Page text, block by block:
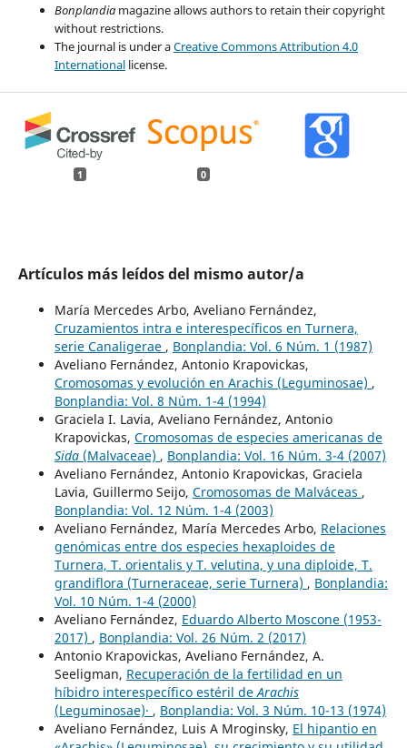
Bonplandiamagazine allows authors to retain their copyright
without restrictions.
The journal is under aCreative Commons Attribution 4.0
Internationallicense.
1 0
Artículos más leídos del mismo autor/a
María Mercedes Arbo, Aveliano Fernández,
Cruzamientos intra e interespecíficos en Turnera,
serie Canaligerae , Bonplandia: Vol. 6 Núm. 1 (1987)
Aveliano Fernández, Antonio Krapovickas,
Cromosomas y evolución en Arachis (Leguminosae) ,
Bonplandia: Vol. 8 Núm. 1-4 (1994)
Graciela I. Lavia, Aveliano Fernández, Antonio
Krapovickas, Cromosomas de especies americanas de
Sida(Malvaceae) , Bonplandia: Vol. 16 Núm. 3-4 (2007)
Aveliano Fernández, Antonio Krapovickas, Graciela
Lavia, Guillermo Seijo, Cromosomas de Malváceas ,
Bonplandia: Vol. 12 Núm. 1-4 (2003)
Aveliano Fernández, María Mercedes Arbo, Relaciones
genómicas entre dos especies hexaploides de
Turnera, T. orientalis y T. velutina, y una diploide, T.
grandiflora (Turneraceae, serie Turnera) , Bonplandia:
Vol. 10 Núm. 1-4 (2000)
Aveliano Fernández, Eduardo Alberto Moscone (1953-
2017) , Bonplandia: Vol. 26 Núm. 2 (2017)
Antonio Krapovickas, Aveliano Fernández, A.
Seeligman, Recuperación de la fertilidad en un
híbidro interespecífico estéril de Arachis
(Leguminosae)· , Bonplandia: Vol. 3 Núm. 10-13 (1974)
Aveliano Fernández, Luis A Mroginsky, El hipantio en